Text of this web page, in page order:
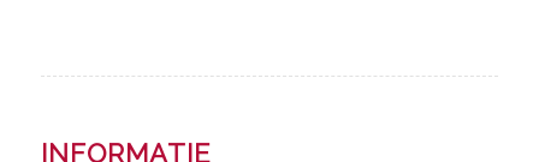
INFORMATIE